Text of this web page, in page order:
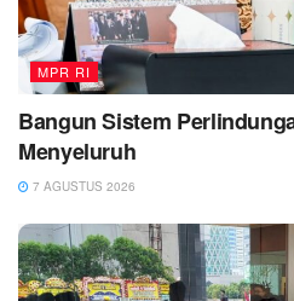
MPR RI
Bangun Sistem
Menyeluruh
7 AGUSTUS 2026